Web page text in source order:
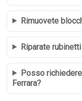
Rimuovete
Riparate
Posso
Ferrara?